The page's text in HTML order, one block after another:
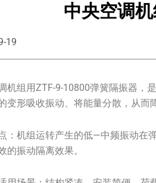
中央空调
19
机组用ZTF-9-10800弹簧隔振器，
变形吸收振动、将能量分散，从而
：机组运转产生的低—中频振动在
的振动隔离效果。